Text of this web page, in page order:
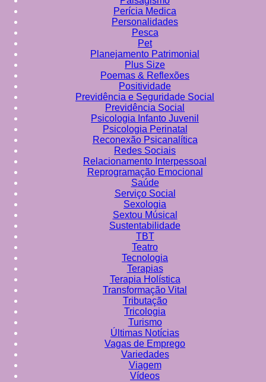
Perícia Medica
Personalidades
Pesca
Pet
Planejamento Patrimonial
Plus Size
Poemas & Reflexões
Positividade
Previdência e Seguridade Social
Previdência Social
Psicologia Infanto Juvenil
Psicologia Perinatal
Reconexão Psicanalítica
Redes Sociais
Relacionamento Interpessoal
Reprogramação Emocional
Saúde
Serviço Social
Sexologia
Sextou Músical
Sustentabilidade
TBT
Teatro
Tecnologia
Terapias
Terapia Holística
Transformação Vital
Tributação
Tricologia
Turismo
Últimas Notícias
Vagas de Emprego
Variedades
Viagem
Vídeos